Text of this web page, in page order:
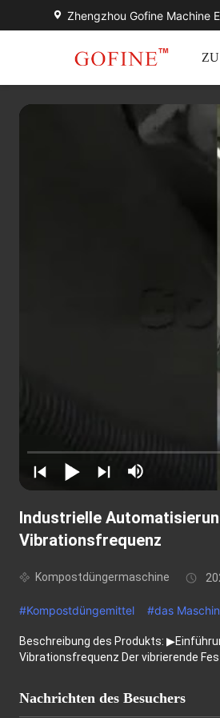
Zhengzhou Gofine Machine
Industrielle
Vibrationsfrequenz
Kompostdüngermaschine
#Kompostdüngemittel #das
Beschreibung des Produkts:
Vibrationsfrequenz Der vibrierende
Nachrichten des Besuchers